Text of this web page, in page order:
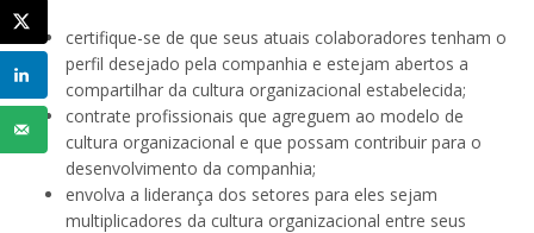
certifique-se de que seus atuais colaboradores tenham o
perfil desejado pela companhia e estejam abertos a
compartilhar da cultura organizacional estabelecida;
contrate profissionais que agreguem ao modelo de
cultura organizacional e que possam contribuir para o
desenvolvimento da companhia;
envolva a liderança dos setores para eles sejam
multiplicadores da cultura organizacional entre seus